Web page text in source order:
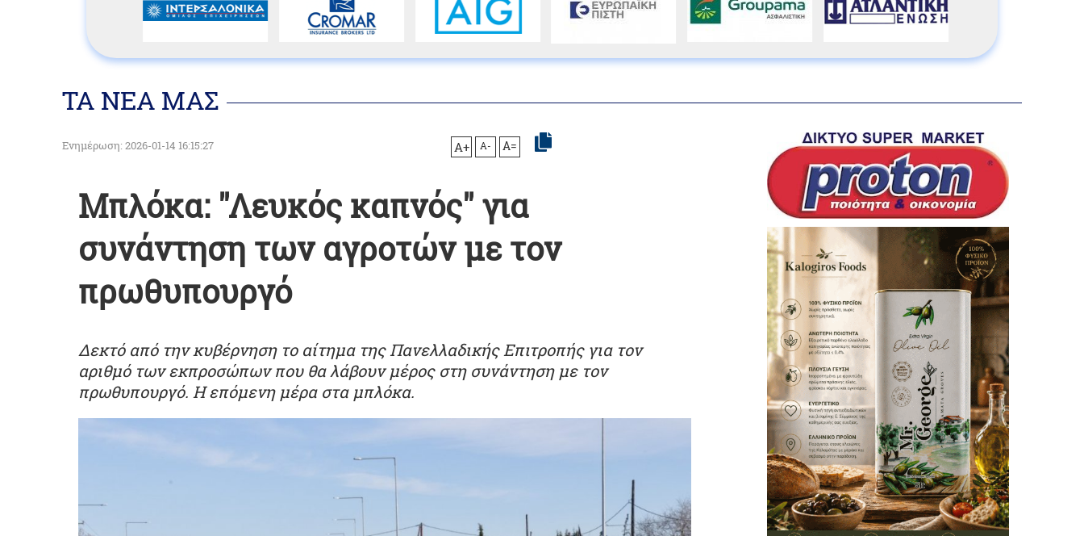
ΤΑ ΝΕΑ ΜΑΣ
Ενημέρωση: 2026-01-14 16:15:27 A+ A- A=
Μπλόκα: "Λευκός καπνός" για
συνάντηση των αγροτών με τον
πρωθυπουργό
Δεκτό από την κυβέρνηση το αίτημα της Πανελλαδικής Επιτροπής για τον
αριθμό των εκπροσώπων που θα λάβουν μέρος στη συνάντηση με τον
πρωθυπουργό. Η επόμενη μέρα στα μπλόκα.